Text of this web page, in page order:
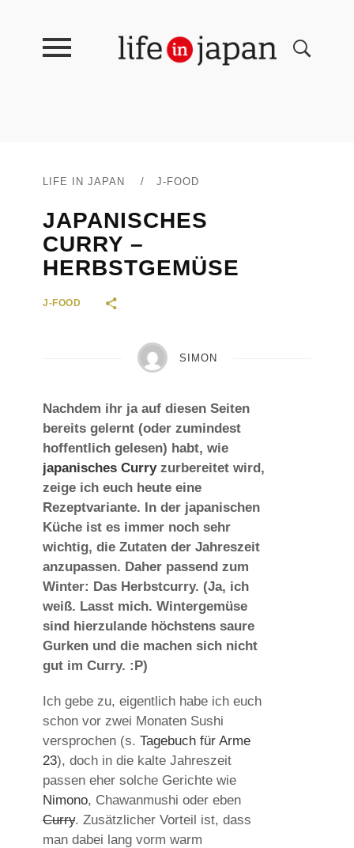
LIFE IN JAPAN / J-FOOD
JAPANISCHES
CURRY –
HERBSTGEMÜSE
J-FOOD
SIMON
Nachdem ihr ja auf diesen Seiten
bereits gelernt (oder zumindest
hoffentlich gelesen) habt, wie
japanisches Curryzurbereitet wird,
zeige ich euch heute eine
Rezeptvariante. In der japanischen
Küche ist es immer noch sehr
wichtig, die Zutaten der Jahreszeit
anzupassen. Daher passend zum
Winter: Das Herbstcurry. (Ja, ich
weiß. Lasst mich. Wintergemüse
sind hierzulande höchstens saure
Gurken und die machen sich nicht
gut im Curry. :P)
Ich gebe zu, eigentlich habe ich euch
schon vor zwei Monaten Sushi
versprochen (s. Tagebuch für Arme
23), doch in die kalte Jahreszeit
passen eher solche Gerichte wie
Nimono, Chawanmushi oder eben
Curry. Zusätzlicher Vorteil ist, dass
man dabei lang vorm warm